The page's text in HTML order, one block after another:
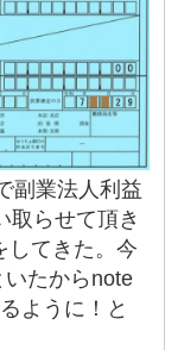
副業法人利益
取らせて頂き
してきた。今
いたからnote
ように！と